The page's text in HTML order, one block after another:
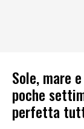
Sole, mare
poche
perfetta